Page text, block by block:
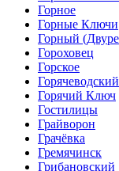
Горное
Горные Ключи
Горный
Гороховец
Горское
Горячеводский
Горячий Ключ
Гостилицы
Грайворон
Грачёвка
Гремячинск
Грибановский